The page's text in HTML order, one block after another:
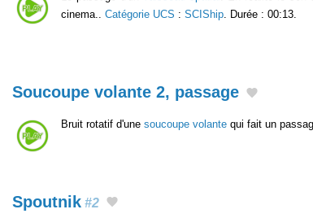
cinema.. Catégorie UCS : SCIShip . Durée : 00:13.
Soucoupe volante 2, passage
Bruit rotatif d'une soucoupe volante qui fait un
Spoutnik #2